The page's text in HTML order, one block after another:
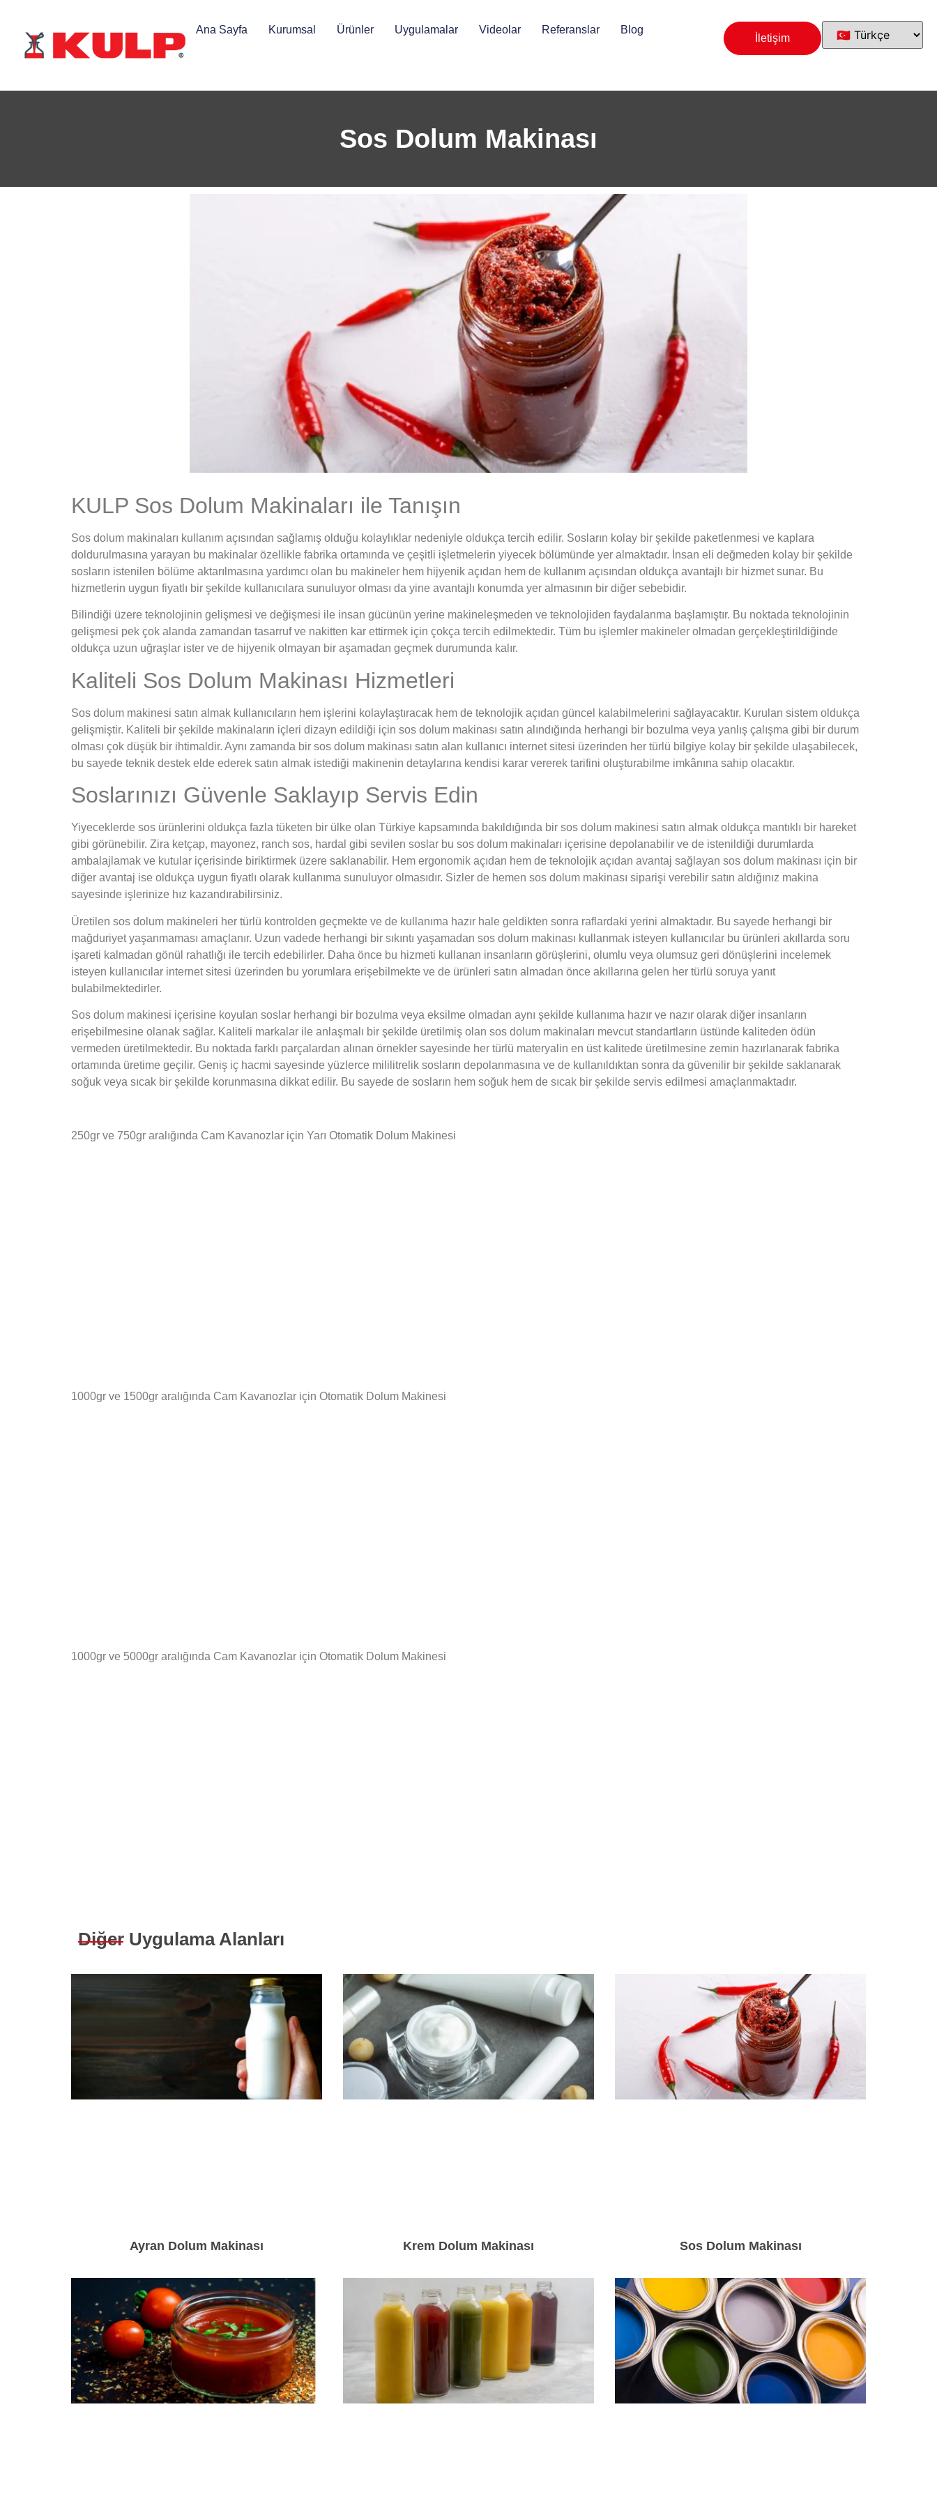
Ana Sayfa Kurumsal Ürünler Uygulamalar Videolar Referanslar Blog
İletişim
Sos Dolum Makinası
KULP Sos Dolum Makinaları ile Tanışın
Sos dolum makinaları kullanım açısından sağlamış olduğu kolaylıklar nedeniyle oldukça tercih edilir. Sosların kolay bir şekilde paketlenmesi ve kaplara
doldurulmasına yarayan bu makinalar özellikle fabrika ortamında ve çeşitli işletmelerin yiyecek bölümünde yer almaktadır. İnsan eli değmeden kolay bir şekilde
sosların istenilen bölüme aktarılmasına yardımcı olan bu makineler hem hijyenik açıdan hem de kullanım açısından oldukça avantajlı bir hizmet sunar. Bu
hizmetlerin uygun fiyatlı bir şekilde kullanıcılara sunuluyor olması da yine avantajlı konumda yer almasının bir diğer sebebidir.
Bilindiği üzere teknolojinin gelişmesi ve değişmesi ile insan gücünün yerine makineleşmeden ve teknolojiden faydalanma başlamıştır. Bu noktada teknolojinin
gelişmesi pek çok alanda zamandan tasarruf ve nakitten kar ettirmek için çokça tercih edilmektedir. Tüm bu işlemler makineler olmadan gerçekleştirildiğinde
oldukça uzun uğraşlar ister ve de hijyenik olmayan bir aşamadan geçmek durumunda kalır.
Kaliteli Sos Dolum Makinası Hizmetleri
Sos dolum makinesi satın almak kullanıcıların hem işlerini kolaylaştıracak hem de teknolojik açıdan güncel kalabilmelerini sağlayacaktır. Kurulan sistem oldukça
gelişmiştir. Kaliteli bir şekilde makinaların içleri dizayn edildiği için sos dolum makinası satın alındığında herhangi bir bozulma veya yanlış çalışma gibi bir durum
olması çok düşük bir ihtimaldir. Aynı zamanda bir sos dolum makinası satın alan kullanıcı internet sitesi üzerinden her türlü bilgiye kolay bir şekilde ulaşabilecek,
bu sayede teknik destek elde ederek satın almak istediği makinenin detaylarına kendisi karar vererek tarifini oluşturabilme imkânına sahip olacaktır.
Soslarınızı Güvenle Saklayıp Servis Edin
Yiyeceklerde sos ürünlerini oldukça fazla tüketen bir ülke olan Türkiye kapsamında bakıldığında bir sos dolum makinesi satın almak oldukça mantıklı bir hareket
gibi görünebilir. Zira ketçap, mayonez, ranch sos, hardal gibi sevilen soslar bu sos dolum makinaları içerisine depolanabilir ve de istenildiği durumlarda
ambalajlamak ve kutular içerisinde biriktirmek üzere saklanabilir. Hem ergonomik açıdan hem de teknolojik açıdan avantaj sağlayan sos dolum makinası için bir
diğer avantaj ise oldukça uygun fiyatlı olarak kullanıma sunuluyor olmasıdır. Sizler de hemen sos dolum makinası siparişi verebilir satın aldığınız makina
sayesinde işlerinize hız kazandırabilirsiniz.
Üretilen sos dolum makineleri her türlü kontrolden geçmekte ve de kullanıma hazır hale geldikten sonra raflardaki yerini almaktadır. Bu sayede herhangi bir
mağduriyet yaşanmaması amaçlanır. Uzun vadede herhangi bir sıkıntı yaşamadan sos dolum makinası kullanmak isteyen kullanıcılar bu ürünleri akıllarda soru
işareti kalmadan gönül rahatlığı ile tercih edebilirler. Daha önce bu hizmeti kullanan insanların görüşlerini, olumlu veya olumsuz geri dönüşlerini incelemek
isteyen kullanıcılar internet sitesi üzerinden bu yorumlara erişebilmekte ve de ürünleri satın almadan önce akıllarına gelen her türlü soruya yanıt
bulabilmektedirler.
Sos dolum makinesi içerisine koyulan soslar herhangi bir bozulma veya eksilme olmadan aynı şekilde kullanıma hazır ve nazır olarak diğer insanların
erişebilmesine olanak sağlar. Kaliteli markalar ile anlaşmalı bir şekilde üretilmiş olan sos dolum makinaları mevcut standartların üstünde kaliteden ödün
vermeden üretilmektedir. Bu noktada farklı parçalardan alınan örnekler sayesinde her türlü materyalin en üst kalitede üretilmesine zemin hazırlanarak fabrika
ortamında üretime geçilir. Geniş iç hacmi sayesinde yüzlerce mililitrelik sosların depolanmasına ve de kullanıldıktan sonra da güvenilir bir şekilde saklanarak
soğuk veya sıcak bir şekilde korunmasına dikkat edilir. Bu sayede de sosların hem soğuk hem de sıcak bir şekilde servis edilmesi amaçlanmaktadır.
250gr ve 750gr aralığında Cam Kavanozlar için Yarı Otomatik Dolum Makinesi
1000gr ve 1500gr aralığında Cam Kavanozlar için Otomatik Dolum Makinesi
1000gr ve 5000gr aralığında Cam Kavanozlar için Otomatik Dolum Makinesi
Diğer Uygulama Alanları
Ayran Dolum Makinası Krem Dolum Makinası Sos Dolum Makinası